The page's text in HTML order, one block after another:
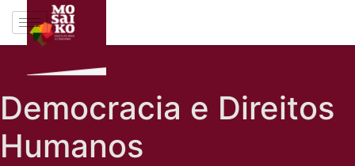
Democracia e Direitos
Humanos